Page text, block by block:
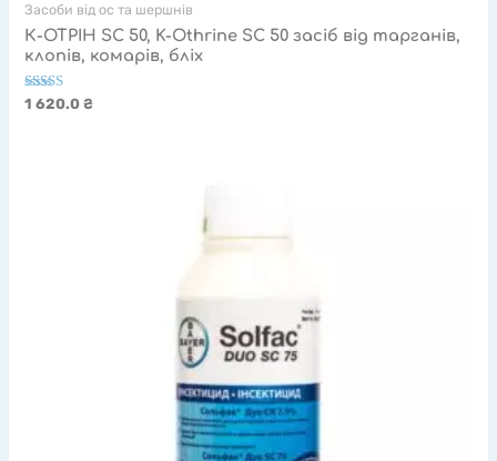
Засоби від ос та шершнів
К-ОТРІН SC 50, K-Othrine SC 50 засіб від тарганів,
клопів, комарів, бліх
Оцінено в
1 620.0₴